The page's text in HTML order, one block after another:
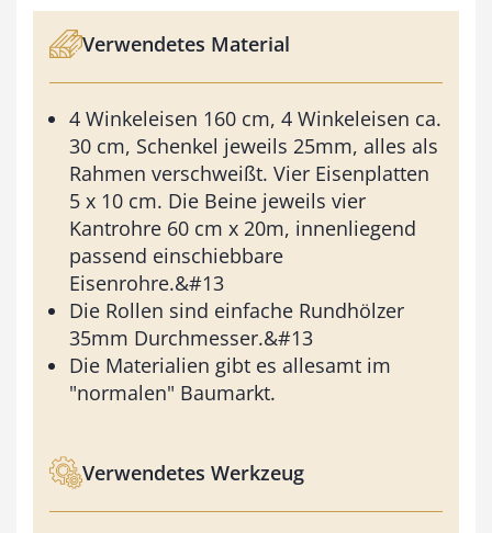
Verwendetes Material
4 Winkeleisen 160 cm, 4 Winkeleisen ca.
30 cm, Schenkel jeweils 25mm, alles als
Rahmen verschweißt. Vier Eisenplatten
5 x 10 cm. Die Beine jeweils vier
Kantrohre 60 cm x 20m, innenliegend
passend einschiebbare
Eisenrohre.&#13
Die Rollen sind einfache Rundhölzer
35mm Durchmesser.&#13
Die Materialien gibt es allesamt im
"normalen" Baumarkt.
Verwendetes Werkzeug